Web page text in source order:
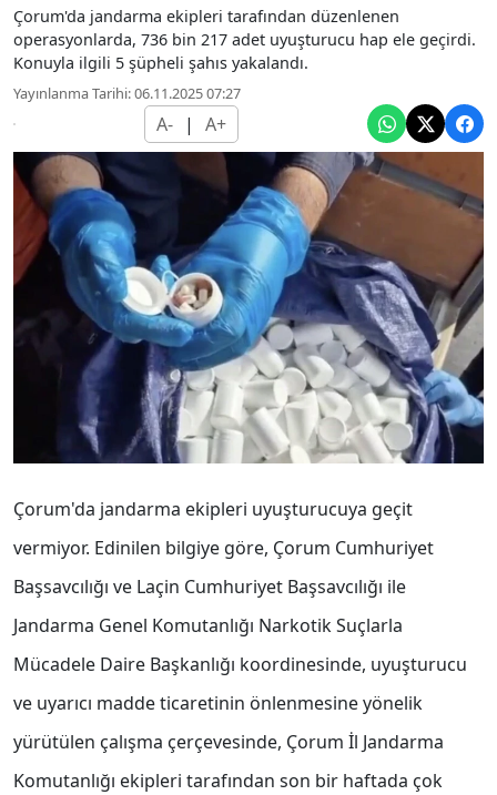
Çorum'da jandarma ekipleri tarafından düzenlenen
operasyonlarda, 736 bin 217 adet uyuşturucu hap ele geçirdi.
Konuyla ilgili 5 şüpheli şahıs yakalandı.
Yayınlanma Tarihi: 06.11.2025 07:27
A- | A+
Çorum'da jandarma ekipleri uyuşturucuya geçit
vermiyor. Edinilen bilgiye göre, Çorum Cumhuriyet
Başsavcılığı ve Laçin Cumhuriyet Başsavcılığı ile
Jandarma Genel Komutanlığı Narkotik Suçlarla
Mücadele Daire Başkanlığı koordinesinde, uyuşturucu
ve uyarıcı madde ticaretinin önlenmesine yönelik
yürütülen çalışma çerçevesinde, Çorum İl Jandarma
Komutanlığı ekipleri tarafından son bir haftada çok